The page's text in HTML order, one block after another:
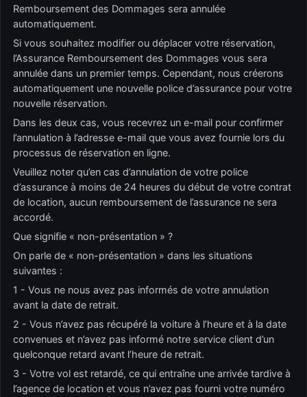
Remboursement des Dommages sera annulée
automatiquement.
Si vous souhaitez modifier ou déplacer votre réservation,
l’Assurance Remboursement des Dommages vous sera
annulée dans un premier temps. Cependant, nous créerons
automatiquement une nouvelle police d’assurance pour votre
nouvelle réservation.
Dans les deux cas, vous recevrez un e-mail pour confirmer
l’annulation à l’adresse e-mail que vous avez fournie lors du
processus de réservation en ligne.
Veuillez noter qu’en cas d’annulation de votre police
d’assurance à moins de 24 heures du début de votre contrat
de location, aucun remboursement de l’assurance ne sera
accordé.
Que signifie « non-présentation » ?
On parle de « non-présentation » dans les situations
suivantes :
1 - Vous ne nous avez pas informés de votre annulation
avant la date de retrait.
2 - Vous n’avez pas récupéré la voiture à l’heure et à la date
convenues et n’avez pas informé notre service client d’un
quelconque retard avant l’heure de retrait.
3 - Votre vol est retardé, ce qui entraîne une arrivée tardive à
l’agence de location et vous n’avez pas fourni votre numéro